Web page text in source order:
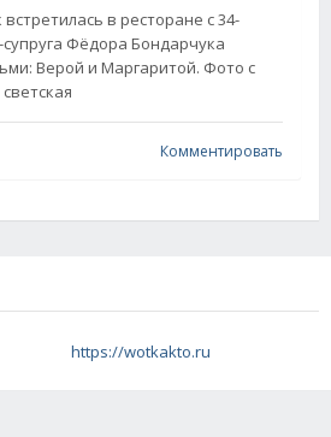
в ресторане с 34-
Фёдора Бондарчука
Верой и Маргаритой. Фото с
Комментировать
https://wotkakto.ru